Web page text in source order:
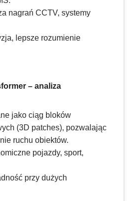
nagrań CCTV, systemy
lepsze rozumienie
– analiza
jako ciąg bloków
(3D patches), pozwalając
ruchu obiektów.
pojazdy, sport,
przy dużych